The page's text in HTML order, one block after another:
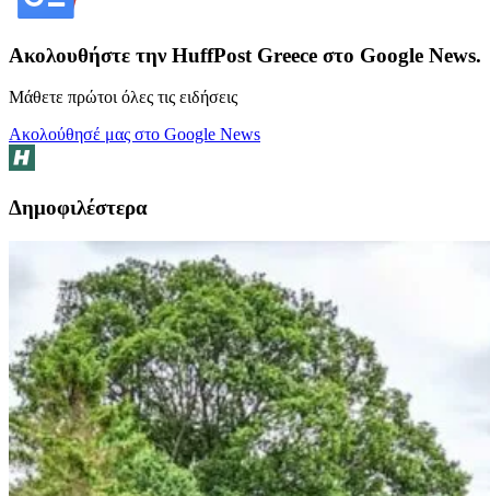
Ακολουθήστε την HuffPost Greece στο Google News.
Μάθετε πρώτοι όλες τις ειδήσεις
Ακολούθησέ μας στο Google News
Δημοφιλέστερα